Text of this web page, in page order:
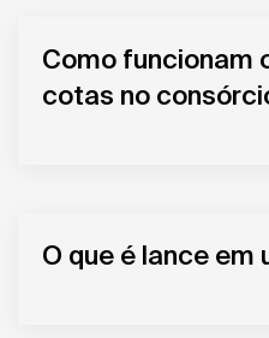
Como funcionam
cotas no
O que é lance em